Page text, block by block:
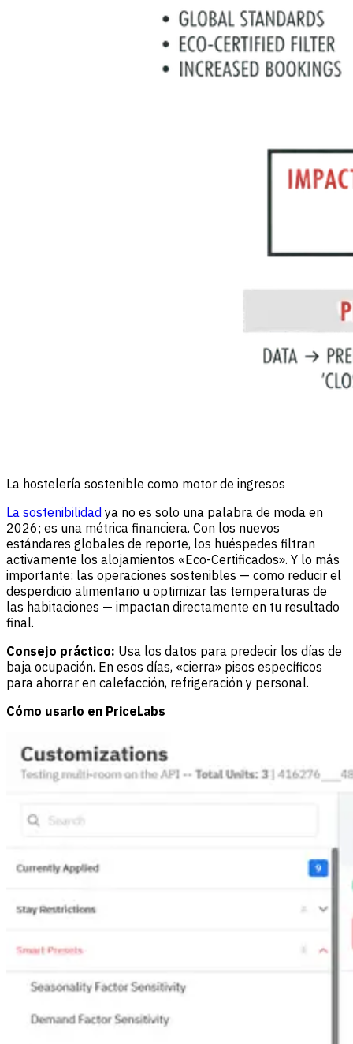
La hostelería sostenible como motor de ingresos
La sostenibilidad ya no es solo una palabra de moda en
2026; es una métrica financiera. Con los nuevos
estándares globales de reporte, los huéspedes filtran
activamente los alojamientos «Eco-Certificados». Y lo más
importante: las operaciones sostenibles — como reducir el
desperdicio alimentario u optimizar las temperaturas de
las habitaciones — impactan directamente en tu resultado
final.
Consejo práctico: Usa los datos para predecir los días de
baja ocupación. En esos días, «cierra» pisos específicos
para ahorrar en calefacción, refrigeración y personal.
Cómo usarlo en PriceLabs